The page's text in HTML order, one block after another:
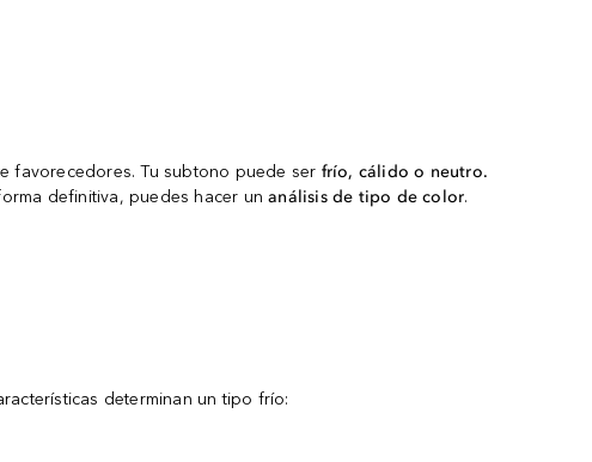
favorecedores. Tu subtono puede ser frío, cálido o neutro.
definitiva, puedes hacer unanálisis de tipo de color.
determinan un tipo frío: